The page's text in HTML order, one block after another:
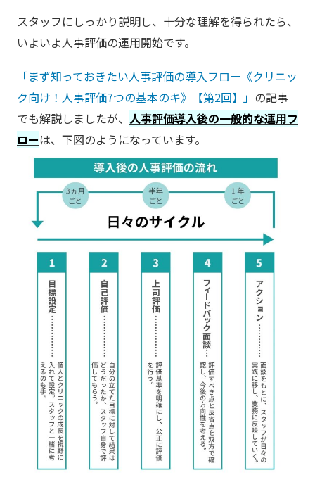
スタッフにしっかり説明し、十分な理解を得られたら、
いよいよ人事評価の運用開始です。
「まず知っておきたい人事評価の導入フロー《クリニッ
ク向け！人事評価7つの基本のキ》【第2回】」 の記事
でも解説しましたが、 人事評価導入後の一般的な運用フ
ローは、下図のようになっています。